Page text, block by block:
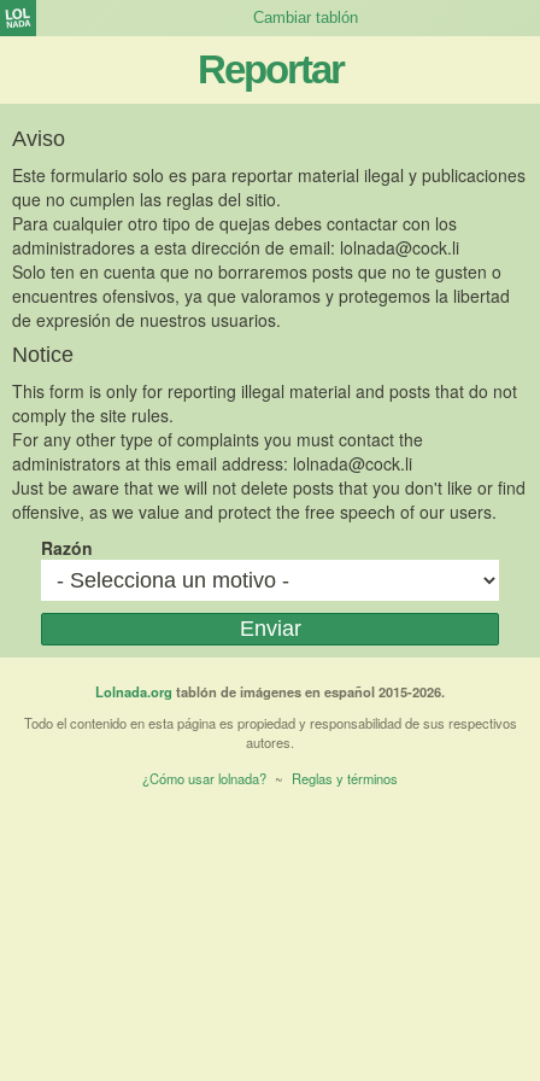
Reportar
Aviso
Este formulario solo es para reportar material ilegal y publicaciones
que no cumplen las reglas del sitio.
Para cualquier otro tipo de quejas debes contactar con los
administradores a esta dirección de email: lolnada@cock.li
Solo ten en cuenta que no borraremos posts que no te gusten o
encuentres ofensivos, ya que valoramos y protegemos la libertad
de expresión de nuestros usuarios.
Notice
This form is only for reporting illegal material and posts that do not
comply the site rules.
For any other type of complaints you must contact the
administrators at this email address: lolnada@cock.li
Just be aware that we will not delete posts that you don't like or find
offensive, as we value and protect the free speech of our users.
Razón
Lolnada.org tablón de imágenes en español 2015-2026.
Todo el contenido en esta página es propiedad y responsabilidad de sus respectivos
autores.
¿Cómo usar lolnada? ~ Reglas y términos